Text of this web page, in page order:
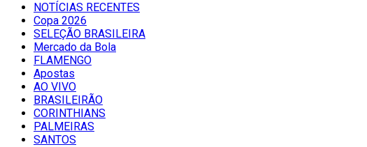
NOTÍCIAS RECENTES
Copa 2026
SELEÇÃO BRASILEIRA
Mercado da Bola
FLAMENGO
Apostas
AO VIVO
BRASILEIRÃO
CORINTHIANS
PALMEIRAS
SANTOS